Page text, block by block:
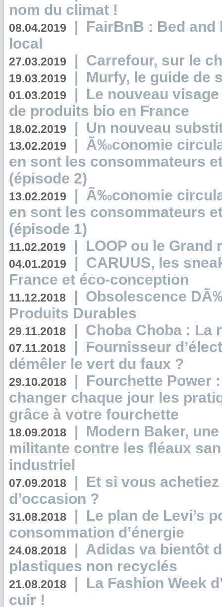
nom du climat !
08.04.2019 | FairBnB : Bed
local
27.03.2019 | Carrefour, sur le
19.03.2019 | Murfy, le guide de
01.03.2019 | Le nouveau
de produits bio en France
18.02.2019 | Un nouveau
13.02.2019 | Ã‰conomie
en sont les consommateurs
(épisode 2)
13.02.2019 | Ã‰conomie
en sont les consommateurs
(épisode 1)
11.02.2019 | LOOP ou le Grand
04.01.2019 | CARUUS, les
France et éco-conception
11.12.2018 | Obsolescence
Produits Durables
29.11.2018 | Choba Choba : La
07.11.2018 | Fournisseur
démêler le vert du faux ?
29.10.2018 | Fourchette Power
changer chaque jour les
grâce à votre fourchette
18.09.2018 | Modern Baker,
militante contre les fléaux
industriel
07.09.2018 | Et si vous
d’occasion ?
31.08.2018 | Le plan de Levi’s
consommation d’énergie
24.08.2018 | Adidas va bientôt
plastiques non recyclés
21.08.2018 | La Fashion Week
cuir !